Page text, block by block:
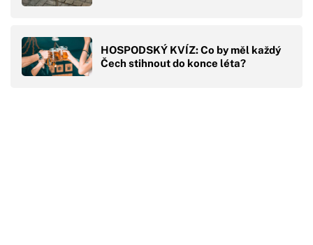
HOSPODSKÝ KVÍZ: Co by měl každý
Čech stihnout do konce léta?